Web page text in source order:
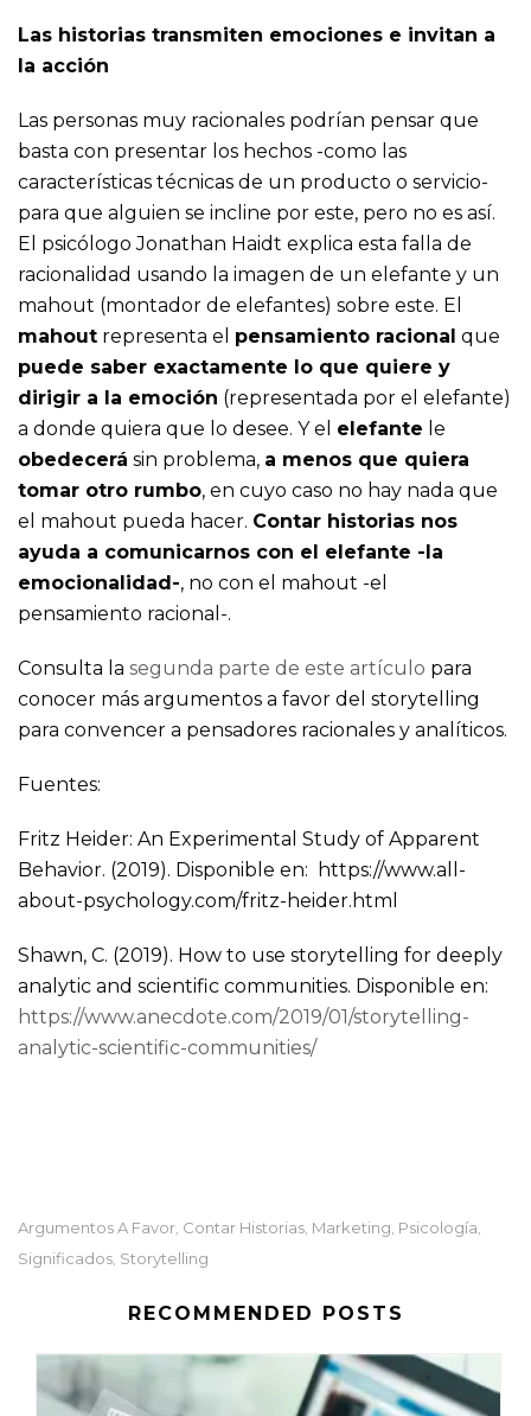
Las historias transmiten emociones e invitan a
la acción
Las personas muy racionales podrían pensar que
basta con presentar los hechos -como las
características técnicas de un producto o servicio-
para que alguien se incline por este, pero no es así.
El psicólogo Jonathan Haidt explica esta falla de
racionalidad usando la imagen de un elefante y un
mahout (montador de elefantes) sobre este. El
mahout representa el pensamiento racional que
puede saber exactamente lo que quiere y
dirigir a la emoción (representada por el elefante)
a donde quiera que lo desee. Y el elefante le
obedecerá sin problema, a menos que quiera
tomar otro rumbo, en cuyo caso no hay nada que
el mahout pueda hacer. Contar historias nos
ayuda a comunicarnos con el elefante -la
emocionalidad-, no con el mahout -el
pensamiento racional-.
Consulta la segunda parte de este artículo para
conocer más argumentos a favor del storytelling
para convencer a pensadores racionales y analíticos.
Fuentes:
Fritz Heider: An Experimental Study of Apparent
Behavior. (2019). Disponible en: https://www.all-
about-psychology.com/fritz-heider.html
Shawn, C. (2019). How to use storytelling for deeply
analytic and scientific communities. Disponible en:
https://www.anecdote.com/2019/01/storytelling-
analytic-scientific-communities/
Argumentos A Favor, Contar Historias, Marketing, Psicología,
Significados, Storytelling
RECOMMENDED POSTS